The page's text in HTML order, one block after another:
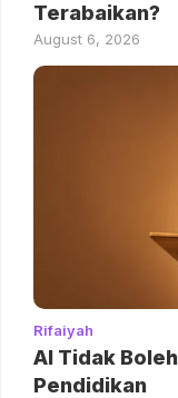
Terabaikan?
August 6, 2026
Rifaiyah
AI Tidak
Pendidikan